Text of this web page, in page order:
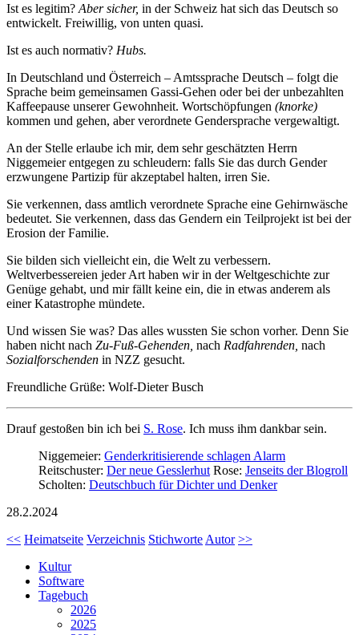
Ist es legitim? Aber sicher, in der Schweiz hat sich das Deutsch so
entwickelt. Freiwillig, von unten quasi.
Ist es auch normativ? Hubs.
In Deutschland und Österreich – Amtssprache Deutsch – folgt die
Sprache beim gemeinsamen Gassi-Gehen oder bei der unbezahlten
Kaffeepause unserer Gewohnheit. Wortschöpfungen (knorke)
kommen und gehen, aber verordnete Gendersprache vergewaltigt.
An der Stelle erlaube ich mir, dem sehr geschätzten Herrn
Niggemeier entgegen zu schleudern: falls Sie das durch Gender
erzwungene Partizip für akzeptabel halten, irren Sie.
Sie verkennen, dass amtlich verordnete Sprache eine Gehirnwäsche
bedeutet. Sie verkennen, dass das Gendern ein Teilprojekt ist bei der
Erosion der Familie.
Sie bilden sich vielleicht ein, die Welt zu verbessern.
Weltverbessereien jeder Art haben wir in der Weltgeschichte zur
Genüge gehabt, und mir fällt keine ein, die in etwas anderem als
einer Katastrophe mündete.
Und wissen Sie was? Das alles wussten Sie schon vorher. Denn Sie
haben nicht nach Zu-Fuß-Gehenden, nach Radfahrenden, nach
Sozialforschenden in NZZ gesucht.
Freundliche Grüße: Wolf-Dieter Busch
Drauf gestoßen bin ich bei S. Rose. Ich muss ihm dankbar sein.
Niggemeier: Genderkritisierende schlagen Alarm
Reitschuster: Der neue Gesslerhut Rose: Jenseits der Blogroll
Scholten: Deutschbuch für Dichter und Denker
28.2.2024
<< Heimatseite Verzeichnis Stichworte Autor >>
Kultur
Software
Tagebuch
2026
2025